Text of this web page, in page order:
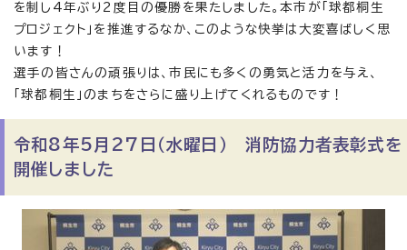
を制し4年ぶり2度目の優勝を果たしました。本市が「球都桐生
プロジェクト」を推進するなか、このような快挙は大変喜ばしく思
います！
選手の皆さんの頑張りは、市民にも多くの勇気と活力を与え、
「球都桐生」のまちをさらに盛り上げてくれるものです！
令和8年5月27日（水曜日） 消防協力者表彰式を
開催しました